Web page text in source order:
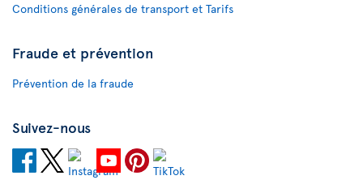
Conditions générales de transport et Tarifs
Fraude et prévention
Prévention de la fraude
Suivez-nous